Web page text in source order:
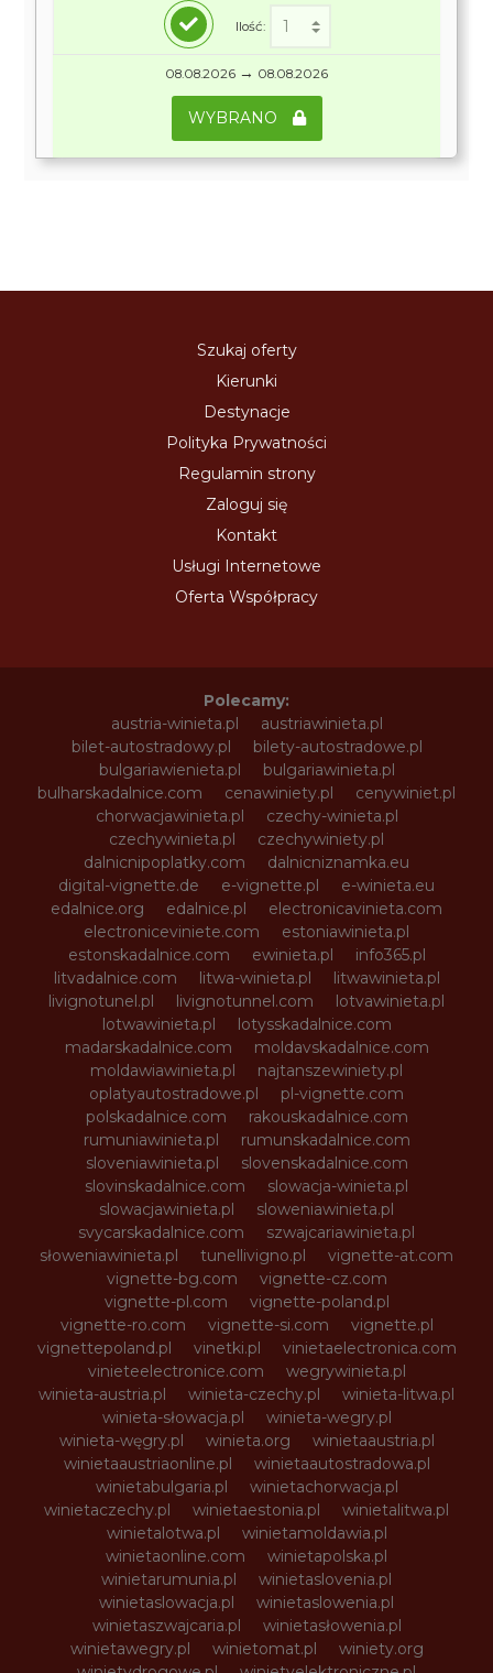
Ilość:
08.08.2026 → 08.08.2026
WYBRANO
Szukaj oferty
Kierunki
Destynacje
Polityka Prywatności
Regulamin strony
Zaloguj się
Kontakt
Usługi Internetowe
Oferta Współpracy
Polecamy:
austria-winieta.pl
austriawinieta.pl
bilet-autostradowy.pl
bilety-autostradowe.pl
bulgariawienieta.pl
bulgariawinieta.pl
bulharskadalnice.com
cenawiniety.pl
cenywiniet.pl
chorwacjawinieta.pl
czechy-winieta.pl
czechywinieta.pl
czechywiniety.pl
dalnicnipoplatky.com
dalnicniznamka.eu
digital-vignette.de
e-vignette.pl
e-winieta.eu
edalnice.org
edalnice.pl
electronicavinieta.com
electroniceviniete.com
estoniawinieta.pl
estonskadalnice.com
ewinieta.pl
info365.pl
litvadalnice.com
litwa-winieta.pl
litwawinieta.pl
livignotunel.pl
livignotunnel.com
lotvawinieta.pl
lotwawinieta.pl
lotysskadalnice.com
madarskadalnice.com
moldavskadalnice.com
moldawiawinieta.pl
najtanszewiniety.pl
oplatyautostradowe.pl
pl-vignette.com
polskadalnice.com
rakouskadalnice.com
rumuniawinieta.pl
rumunskadalnice.com
sloveniawinieta.pl
slovenskadalnice.com
slovinskadalnice.com
slowacja-winieta.pl
slowacjawinieta.pl
sloweniawinieta.pl
svycarskadalnice.com
szwajcariawinieta.pl
słoweniawinieta.pl
tunellivigno.pl
vignette-at.com
vignette-bg.com
vignette-cz.com
vignette-pl.com
vignette-poland.pl
vignette-ro.com
vignette-si.com
vignette.pl
vignettepoland.pl
vinetki.pl
vinietaelectronica.com
vinieteelectronice.com
wegrywinieta.pl
winieta-austria.pl
winieta-czechy.pl
winieta-litwa.pl
winieta-słowacja.pl
winieta-wegry.pl
winieta-węgry.pl
winieta.org
winietaaustria.pl
winietaaustriaonline.pl
winietaautostradowa.pl
winietabulgaria.pl
winietachorwacja.pl
winietaczechy.pl
winietaestonia.pl
winietalitwa.pl
winietalotwa.pl
winietamoldawia.pl
winietaonline.com
winietapolska.pl
winietarumunia.pl
winietaslovenia.pl
winietaslowacja.pl
winietaslowenia.pl
winietaszwajcaria.pl
winietasłowenia.pl
winietawegry.pl
winietomat.pl
winiety.org